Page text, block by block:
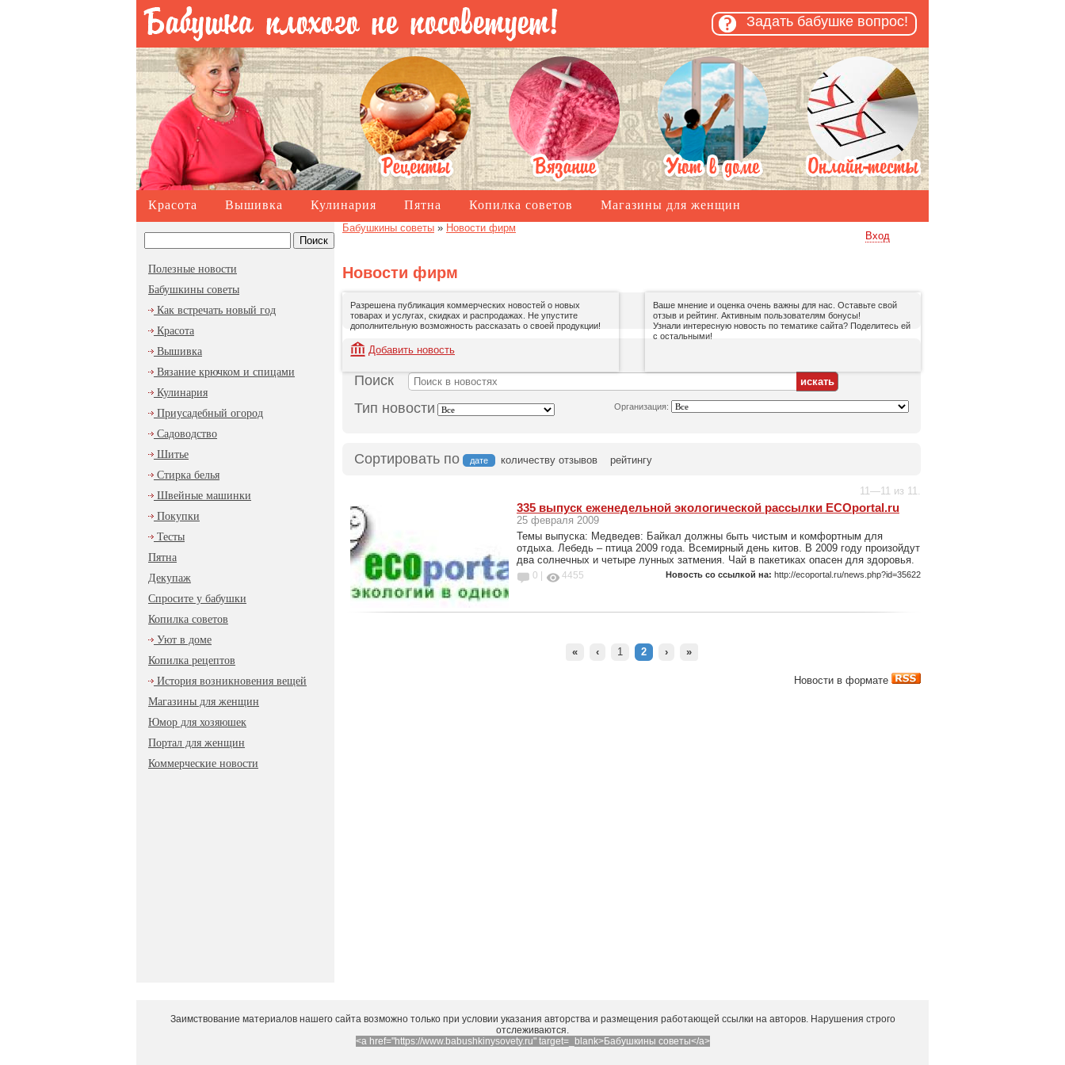
Задать бабушке вопрос!
Красота Вышивка Кулинария Пятна Копилка советов Магазины для женщин
Полезные новости
Бабушкины советы
Как встречать новый год
Красота
Вышивка
Вязание крючком и спицами
Кулинария
Приусадебный огород
Садоводство
Шитье
Стирка белья
Швейные машинки
Покупки
Тесты
Пятна
Декупаж
Спросите у бабушки
Копилка советов
Уют в доме
Копилка рецептов
История возникновения вещей
Магазины для женщин
Юмор для хозяюшек
Портал для женщин
Коммерческие новости
Бабушкины советы » Новости фирм
Вход
Новости фирм
Разрешена публикация коммерческих новостей о новых
товарах и услугах, скидках и распродажах. Не упустите
дополнительную возможность рассказать о своей продукции!
Добавить новость
Ваше мнение и оценка очень важны для нас. Оставьте свой
отзыв и рейтинг. Активным пользователям бонусы!
Узнали интересную новость по тематике сайта? Поделитесь ей
с остальными!
Поиск
Тип новости
Организация:
Сортировать по дате количеству отзывов рейтингу
11—11 из 11.
335 выпуск еженедельной экологической рассылки ECOportal.ru
25 февраля 2009
Темы выпуска: Медведев: Байкал должны быть чистым и комфортным для
отдыха. Лебедь – птица 2009 года. Всемирный день китов. В 2009 году произойдут
два солнечных и четыре лунных затмения. Чай в пакетиках опасен для здоровья.
0 | 4455 Новость со ссылкой на: http://ecoportal.ru/news.php?id=35622
« ‹ 1 2 › »
Новости в формате
Заимствование материалов нашего сайта возможно только при условии указания авторства и размещения работающей ссылки на авторов. Нарушения строго
отслеживаются.
<a href="https://www.babushkinysovety.ru" target=_blank>Бабушкины советы</a>